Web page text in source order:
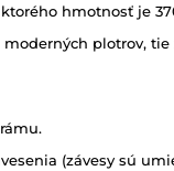
hmotnosť je
plotrov, tie
(závesy sú